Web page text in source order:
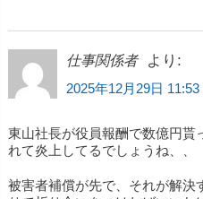
仕事関係者 より:
2025年12月29日 11:53
東山社長が役員報酬で数億円貰
れて炎上してるでしょうね、、
被害者補償が先で、それが解決